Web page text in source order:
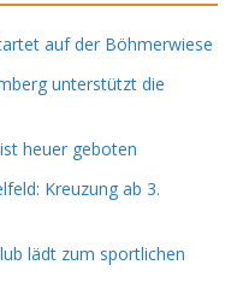
auf der Böhmerwiese
unterstützt die
heuer geboten
Kreuzung ab 3.
lädt zum sportlichen